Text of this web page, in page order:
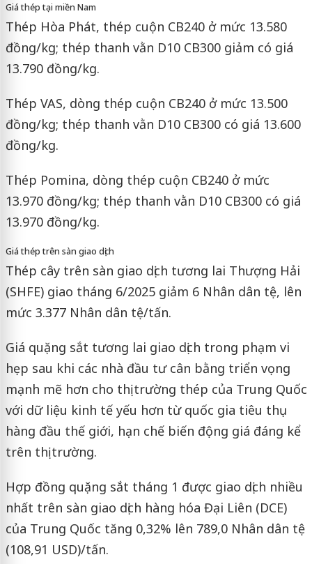
Giá thép tại miền Nam
Thép Hòa Phát, thép cuộn CB240 ở mức 13.580
đồng/kg; thép thanh vằn D10 CB300 giảm có giá
13.790 đồng/kg.
Thép VAS, dòng thép cuộn CB240 ở mức 13.500
đồng/kg; thép thanh vằn D10 CB300 có giá 13.600
đồng/kg.
Thép Pomina, dòng thép cuộn CB240 ở mức
13.970 đồng/kg; thép thanh vằn D10 CB300 có giá
13.970 đồng/kg.
Giá thép trên sàn giao dịch
Thép cây trên sàn giao dịch tương lai Thượng Hải
(SHFE) giao tháng 6/2025 giảm 6 Nhân dân tệ, lên
mức 3.377 Nhân dân tệ/tấn.
Giá quặng sắt tương lai giao dịch trong phạm vi
hẹp sau khi các nhà đầu tư cân bằng triển vọng
mạnh mẽ hơn cho thị trường thép của Trung Quốc
với dữ liệu kinh tế yếu hơn từ quốc gia tiêu thụ
hàng đầu thế giới, hạn chế biến động giá đáng kể
trên thị trường.
Hợp đồng quặng sắt tháng 1 được giao dịch nhiều
nhất trên sàn giao dịch hàng hóa Đại Liên (DCE)
của Trung Quốc tăng 0,32% lên 789,0 Nhân dân tệ
(108,91 USD)/tấn.